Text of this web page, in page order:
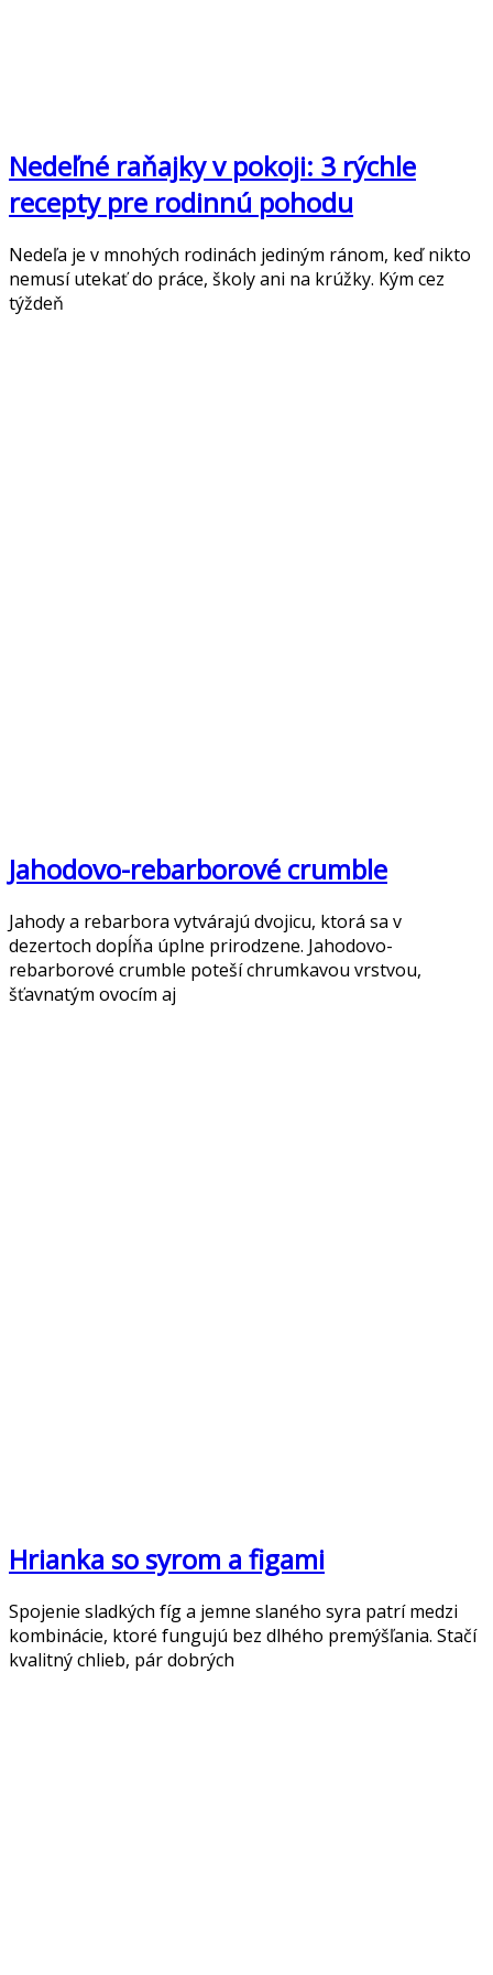
Nedeľné raňajky v pokoji: 3 rýchle
recepty pre rodinnú pohodu
Nedeľa je v mnohých rodinách jediným ránom, keď nikto
nemusí utekať do práce, školy ani na krúžky. Kým cez
týždeň
Jahodovo-rebarborové crumble
Jahody a rebarbora vytvárajú dvojicu, ktorá sa v
dezertoch dopĺňa úplne prirodzene. Jahodovo-
rebarborové crumble poteší chrumkavou vrstvou,
šťavnatým ovocím aj
Hrianka so syrom a figami
Spojenie sladkých fíg a jemne slaného syra patrí medzi
kombinácie, ktoré fungujú bez dlhého premýšľania. Stačí
kvalitný chlieb, pár dobrých